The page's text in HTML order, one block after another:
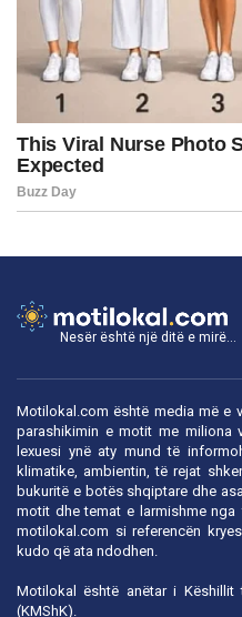
Nesër është një ditë e mirë...
Motilokal.com është media më e
parashikimin e motit me miliona
lexuesi ynë aty mund të
klimatike, ambientin, të rejat
bukuritë e botës shqiptare dhe
motit dhe temat e larmishme
motilokal.com si referencën
kudo që ata ndodhen.
Motilokal është anëtar i Këshillit
(KMShK).